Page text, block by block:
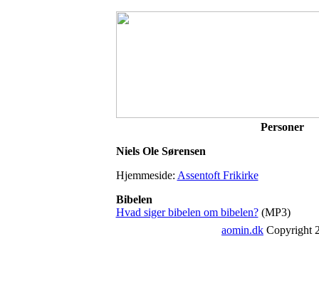
Personer
Niels Ole Sørensen
Hjemmeside: Assentoft Frikirke
Bibelen
Hvad siger bibelen om bibelen?(MP3)
aomin.dk Copyright